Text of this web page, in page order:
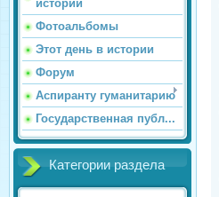
истории
Фотоальбомы
Этот день в истории
Форум
Аспиранту гуманитарию
Государственная публ...
Категории раздела